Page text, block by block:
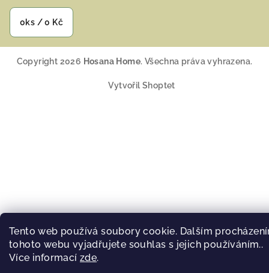
Tento web používá soubory cookie. Dalším
tohoto webu vyjadřujete souhlas s jejich používáním..
Více informacízde.
0ks /0 Kč
Copyright 2026 Hosana Home. Všechna práva vyhrazena.
Vytvořil Shoptet